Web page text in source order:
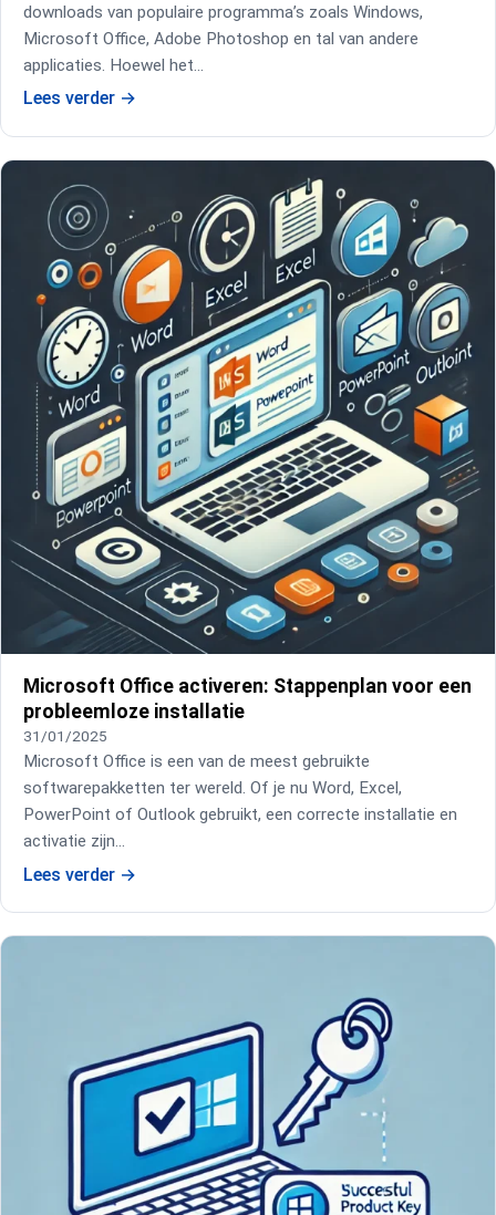
downloads van populaire programma’s zoals Windows,
Microsoft Office, Adobe Photoshop en tal van andere
applicaties. Hoewel het…
Lees verder →
Microsoft Office activeren: Stappenplan voor een
probleemloze installatie
31/01/2025
Microsoft Office is een van de meest gebruikte
softwarepakketten ter wereld. Of je nu Word, Excel,
PowerPoint of Outlook gebruikt, een correcte installatie en
activatie zijn…
Lees verder →